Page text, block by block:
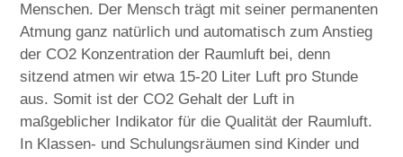
Menschen. Der Mensch trägt mit seiner permanenten
Atmung ganz natürlich und automatisch zum Anstieg
der CO2 Konzentration der Raumluft bei, denn
sitzend atmen wir etwa 15-20 Liter Luft pro Stunde
aus. Somit ist der CO2 Gehalt der Luft in
maßgeblicher Indikator für die Qualität der Raumluft.
In Klassen- und Schulungsräumen sind Kinder und